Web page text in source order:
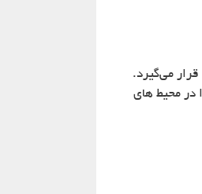
می‌گیرد.
در محیط های